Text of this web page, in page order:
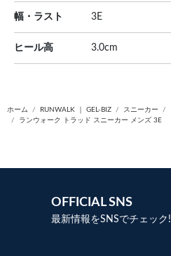
幅・ラスト 3E
ヒール高 3.0cm
ホーム RUNWALK ｜ GEL-BIZ スニーカー
ランウォーク トラッド スニーカー メンズ 3E
OFFICIAL SNS
最新情報をSNSでチェック!